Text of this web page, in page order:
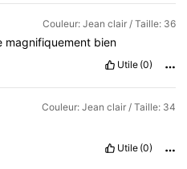
Couleur: Jean clair / Taille: 36
magnifiquement bien
Utile (0)
Couleur: Jean clair / Taille: 34
Utile (0)